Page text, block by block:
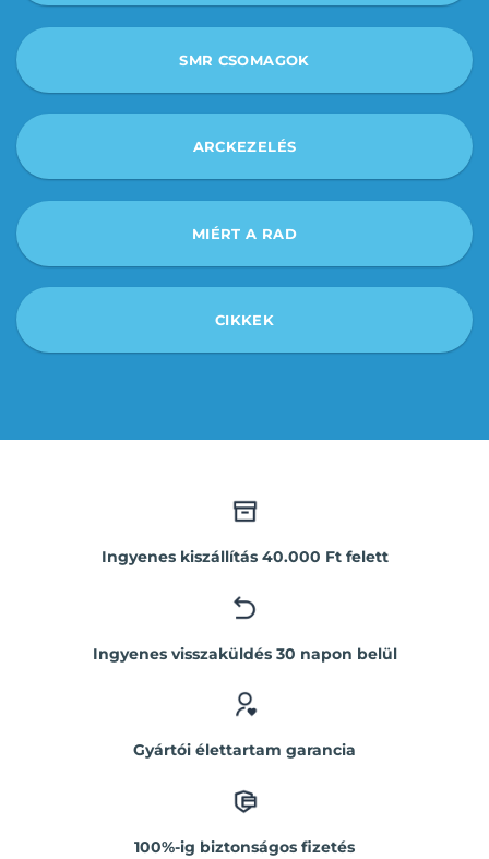
SMR CSOMAGOK
ARCKEZELÉS
MIÉRT A RAD
CIKKEK
Ingyenes kiszállítás 40.000 Ft felett
Ingyenes visszaküldés 30 napon belül
Gyártói élettartam garancia
100%-ig biztonságos fizetés